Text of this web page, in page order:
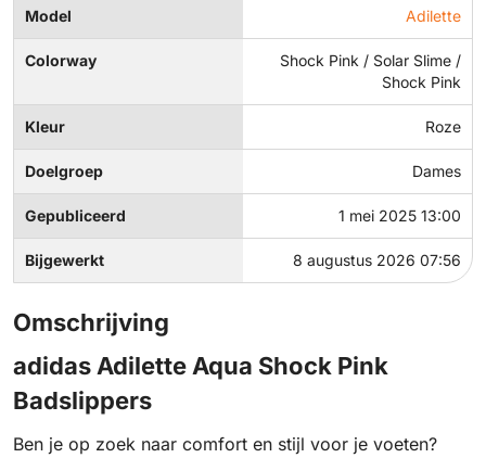
Model Adilette
Colorway
Shock Pink / Solar Slime /
Shock Pink
Kleur Roze
Doelgroep Dames
Gepubliceerd 1 mei 2025 13:00
Bijgewerkt 8 augustus 2026 07:56
Omschrijving
adidas Adilette Aqua Shock Pink
Badslippers
Ben je op zoek naar comfort en stijl voor je voeten?